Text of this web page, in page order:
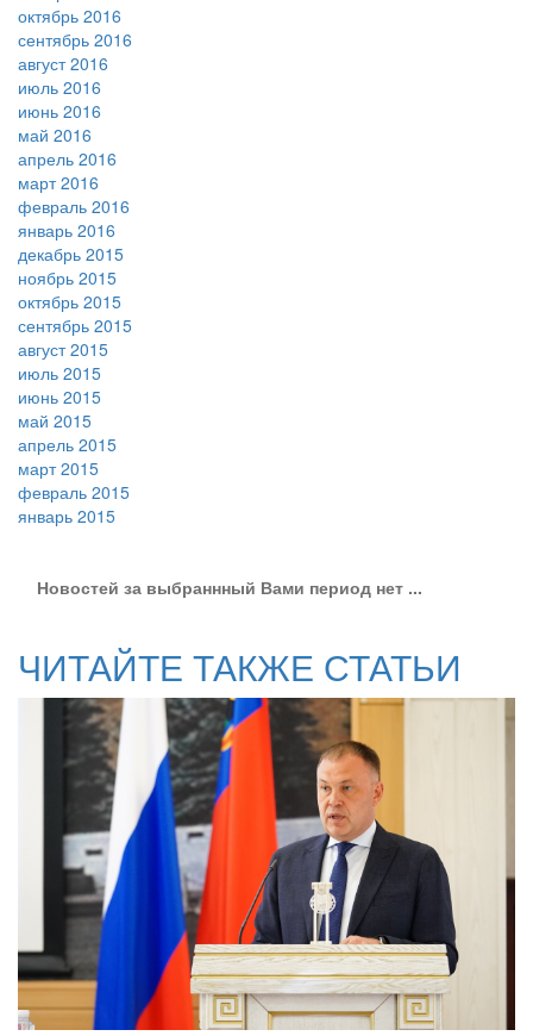
октябрь 2016
сентябрь 2016
август 2016
июль 2016
июнь 2016
май 2016
апрель 2016
март 2016
февраль 2016
январь 2016
декабрь 2015
ноябрь 2015
октябрь 2015
сентябрь 2015
август 2015
июль 2015
июнь 2015
май 2015
апрель 2015
март 2015
февраль 2015
январь 2015
Новостей за выбраннный Вами период нет ...
ЧИТАЙТЕ ТАКЖЕ СТАТЬИ